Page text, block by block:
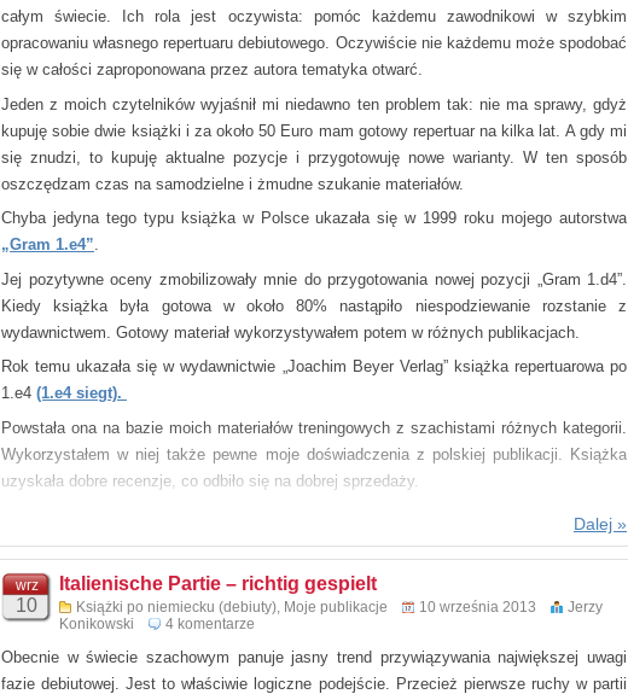
Temat opracowaliśmy w 11 rozdziałach oraz na bazie 28 pouczających partii. Opisy są
głównie słowne, ale zastosowaliśmy też znane symbole szachowe.
Angielska wersja
całym świecie. Ich rola jest oczywista: pomóc każdemu zawodnikowi w szybkim
opracowaniu własnego repertuaru debiutowego. Oczywiście nie każdemu może spodobać
się w całości zaproponowana przez autora tematyka otwarć.
Jeden z moich czytelników wyjaśnił mi niedawno ten problem tak: nie ma sprawy, gdyż
kupuję sobie dwie książki i za około 50 Euro mam gotowy repertuar na kilka lat. A gdy mi
się znudzi, to kupuję aktualne pozycje i przygotowuję nowe warianty. W ten sposób
oszczędzam czas na samodzielne i żmudne szukanie materiałów.
Chyba jedyna tego typu książka w Polsce ukazała się w 1999 roku mojego autorstwa
„Gram 1.e4”.
Jej pozytywne oceny zmobilizowały mnie do przygotowania nowej pozycji „Gram 1.d4”.
Kiedy książka była gotowa w około 80% nastąpiło niespodziewanie rozstanie z
wydawnictwem. Gotowy materiał wykorzystywałem potem w różnych publikacjach.
Rok temu ukazała się w wydawnictwie „Joachim Beyer Verlag” książka repertuarowa po
1.e4 (1.e4 siegt).
Powstała ona na bazie moich materiałów treningowych z szachistami różnych kategorii.
Wykorzystałem w niej także pewne moje doświadczenia z polskiej publikacji. Książka
uzyskała dobre recenzje, co odbiło się na dobrej sprzedaży.
Szef firmy Robert Ullrich zaproponował więc kontynuację serii. I tak powstała nowa
pozycja o 1.d4. Wykorzystałem w niej starą koncepcję, którą kiedyś przygotowalem dla
Treścią książki jest bardzo obszerne wprowadzenie, 11 teoretycznych rozdziałów oraz 48
wzorcowych partii. Opracowanie liczy 384 stron.
Mój partner Uwe Bekemann jest silnym mistrzem w grze korespondencyjnej oraz
autorem kilku książek na temat gambitów. Jest to nasza 4 wspólna praca.
Dalej »
wrz
10
Italienische Partie – richtig gespielt
Książki po niemiecku (debiuty), Moje publikacje 10 września 2013
Jerzy
Konikowski
4 komentarze
Obecnie w świecie szachowym panuje jasny trend przywiązywania największej uwagi
fazie debiutowej. Jest to właściwie logiczne podejście. Przecież pierwsze ruchy w partii